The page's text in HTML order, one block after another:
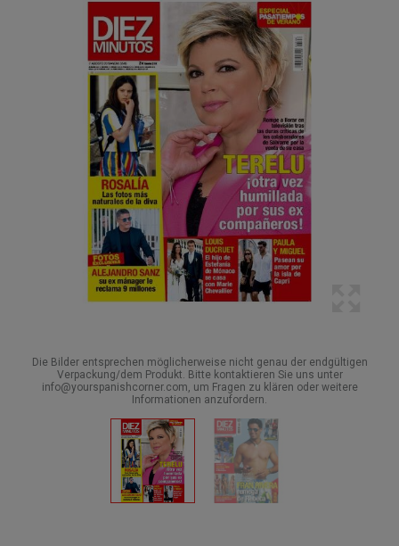
Die Bilder entsprechen möglicherweise nicht genau der endgültigen
Verpackung/dem Produkt. Bitte kontaktieren Sie uns unter
info@yourspanishcorner.com, um Fragen zu klären oder weitere
Informationen anzufordern.